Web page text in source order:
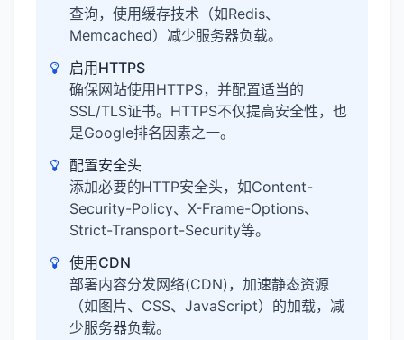
查询，使用缓存技术（如Redis、
Memcached）减少服务器负载。
启用HTTPS
确保网站使用HTTPS，并配置适当的
SSL/TLS证书。HTTPS不仅提高安全性，也
是Google排名因素之一。
配置安全头
添加必要的HTTP安全头，如Content-
Security-Policy、X-Frame-Options、
Strict-Transport-Security等。
使用CDN
部署内容分发网络(CDN)，加速静态资源
（如图片、CSS、JavaScript）的加载，减
少服务器负载。